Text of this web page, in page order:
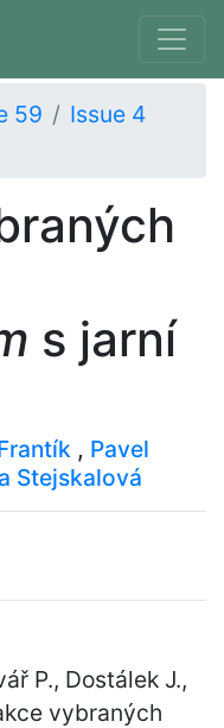
59
Issue 4
s jarní
, Pavel
Stejskalová
P., Dostálek J.,
vybraných